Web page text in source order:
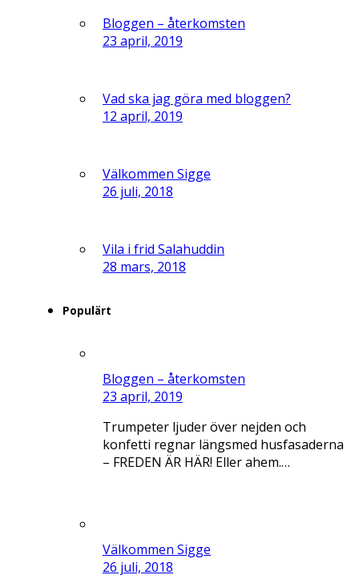
Bloggen – återkomsten
23 april, 2019
Vad ska jag göra med bloggen?
12 april, 2019
Välkommen Sigge
26 juli, 2018
Vila i frid Salahuddin
28 mars, 2018
Populärt
Bloggen – återkomsten
23 april, 2019
Trumpeter ljuder över nejden och
konfetti regnar längsmed husfasaderna
– FREDEN ÄR HÄR! Eller ahem.…
Välkommen Sigge
26 juli, 2018